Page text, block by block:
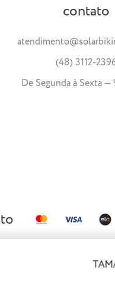
contato
(48) 3112-
De Segunda à Sexta —